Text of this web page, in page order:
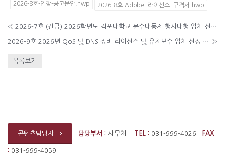
2026-8호-입찰-공고문안.hwp 2026-8호-Adobe_라이선스_규격서.hwp
« 2026-7호 (긴급) 2026학년도 김포대학교 문수대동제 행사대행 업체 선정 입찰 공고
2026-9호 2026년 QoS 및 DNS 장비 라이선스 및 유지보수 업체 선정 입찰 공고 »
목록보기
콘텐츠담당자 담당부서 : 사무처 TEL : 031-999-4026 FAX
: 031-999-4059